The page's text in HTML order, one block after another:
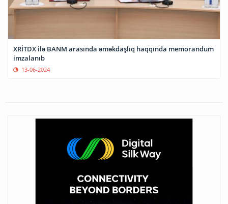
XRİTDX ilə BANM arasında əməkdaşlıq haqqında memorandum
imzalanıb
13-06-2024